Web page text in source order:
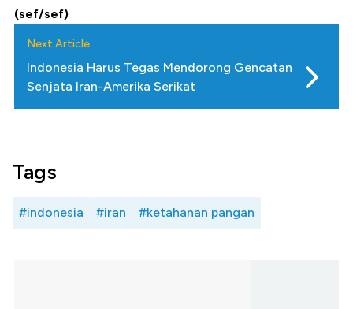
(sef/sef)
Next Article
Indonesia Harus Tegas Mendorong Gencatan
Senjata Iran-Amerika Serikat
Tags
#indonesia #iran #ketahanan pangan